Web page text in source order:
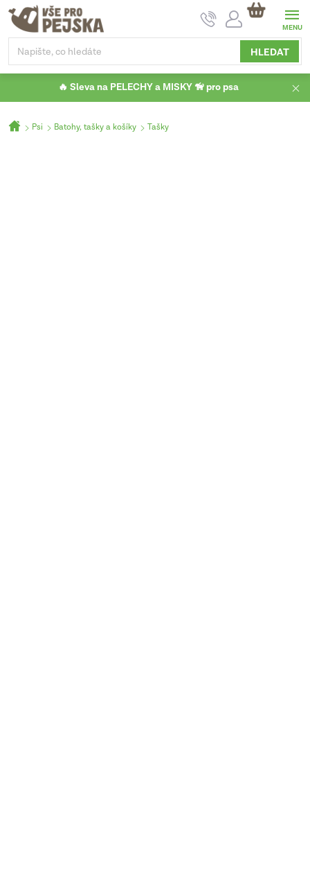
Přejít
obsah
HLEDAT
NÁKUPNÍ
KOŠÍK
🔥 Sleva na PELECHY a MISKY 🦮 pro psa
Domů
Psi Batohy, tašky a košíky Tašky